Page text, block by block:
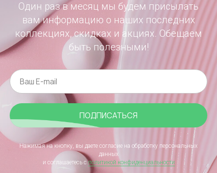
Один раз в месяц мы будем присылать
вам информацию о наших последних
коллекциях, скидках и акциях. Обещаем
быть полезными!
ПОДПИСАТЬСЯ
Нажимая на кнопку, вы даете согласие на обработку персональных
данных
и соглашаетесь cполитикой конфиденциальности